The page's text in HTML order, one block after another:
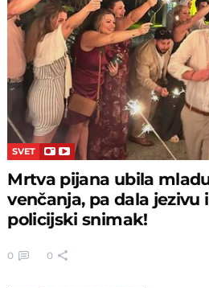
SVET
Mrtva pijana ubila
venčanja, pa dala jezivu
policijski snimak!
0 0